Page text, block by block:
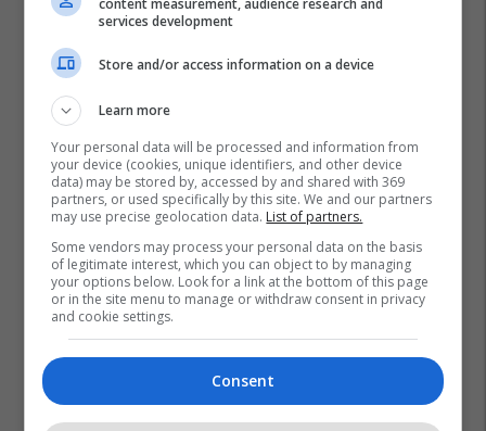
services development
Store and/or access information on a device
Learn more
Your personal data will be processed and information from
your device (cookies, unique identifiers, and other device
data) may be stored by, accessed by and shared with 369
partners, or used specifically by this site. We and our partners
may use precise geolocation data. List of partners.
Some vendors may process your personal data on the basis
of legitimate interest, which you can object to by managing
your options below. Look for a link at the bottom of this page
or in the site menu to manage or withdraw consent in privacy
and cookie settings.
Consent